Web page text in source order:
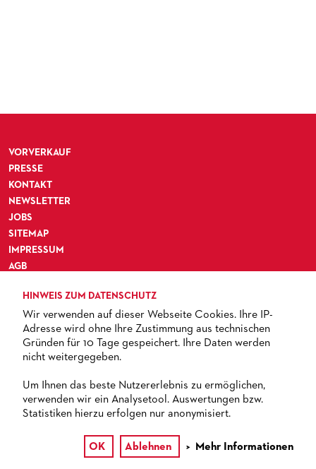
VORVERKAUF
PRESSE
KONTAKT
NEWSLETTER
JOBS
SITEMAP
IMPRESSUM
AGB
BARRIEREFREIHEIT
+ 49 69 212-49494
© 2013 – 2026 Oper Frankfurt
HINWEIS ZUM DATENSCHUTZ
Wir verwenden auf dieser Webseite Cookies. Ihre IP-
Adresse wird ohne Ihre Zustimmung aus technischen
Gründen für 10 Tage gespeichert. Ihre Daten werden
nicht weitergegeben.
Um Ihnen das beste Nutzererlebnis zu ermöglichen,
verwenden wir ein Analysetool. Auswertungen bzw.
Statistiken hierzu erfolgen nur anonymisiert.
OK Ablehnen Mehr Informationen